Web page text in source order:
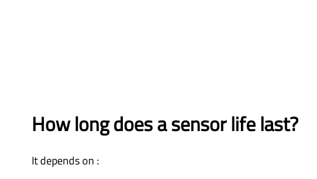
How long does a sensor life last?
It depends on :